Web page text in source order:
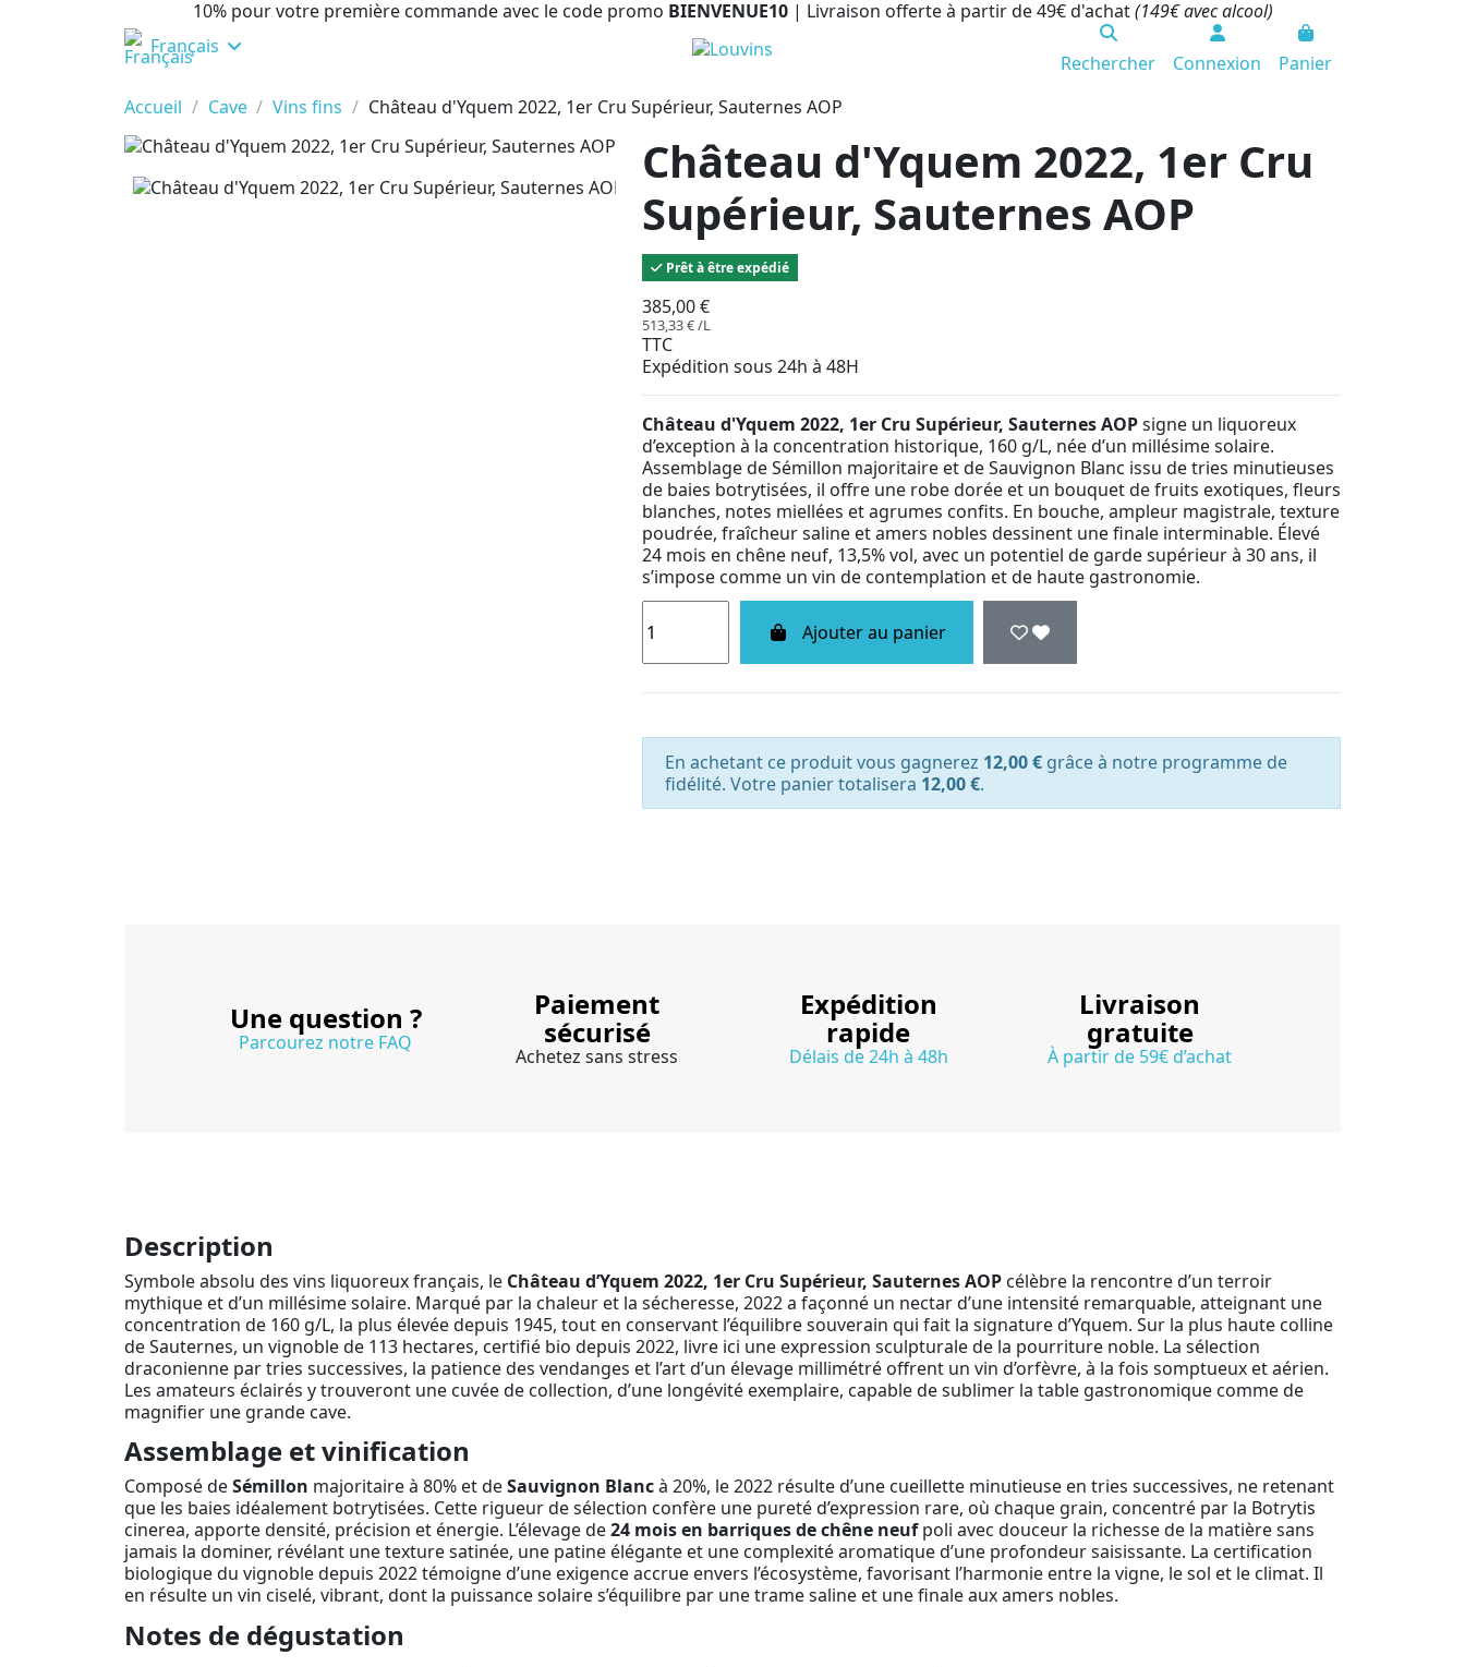
10% pour votre première commande avec le code promo BIENVENUE10 | Livraison offerte à partir de 49€ d'achat(149€ avec alcool)
Français
Rechercher Connexion
Panier
Accueil
Cave Vins fins Château d'Yquem 2022, 1er Cru Supérieur, Sauternes AOP
Château d'Yquem 2022, 1er Cru
Supérieur, Sauternes AOP
Prêt à être expédié
385,00 €
513,33 € /L
TTC
Expédition sous 24h à 48H
Château d'Yquem 2022, 1er Cru Supérieur, Sauternes AOPsigne un liquoreux
d’exception à la concentration historique, 160 g/L, née d’un millésime solaire.
Assemblage de Sémillon majoritaire et de Sauvignon Blanc issu de tries minutieuses
de baies botrytisées, il offre une robe dorée et un bouquet de fruits exotiques, fleurs
blanches, notes miellées et agrumes confits. En bouche, ampleur magistrale, texture
poudrée, fraîcheur saline et amers nobles dessinent une finale interminable. Élevé
24 mois en chêne neuf, 13,5% vol, avec un potentiel de garde supérieur à 30 ans, il
s’impose comme un vin de contemplation et de haute gastronomie.
Ajouter au panier
En achetant ce produit vous gagnerez 12,00 € grâce à notre programme de
fidélité. Votre panier totalisera 12,00 €.
Une question ?
Parcourez notre FAQ
Paiement
sécurisé
Achetez sans stress
Expédition
rapide
Délais de 24h à 48h
Livraison
gratuite
À partir de 59€ d’achat
Description
Symbole absolu des vins liquoreux français, le Château d’Yquem 2022, 1er Cru Supérieur, Sauternes AOP célèbre la rencontre d’un terroir
mythique et d’un millésime solaire. Marqué par la chaleur et la sécheresse, 2022 a façonné un nectar d’une intensité remarquable, atteignant une
concentration de 160 g/L, la plus élevée depuis 1945, tout en conservant l’équilibre souverain qui fait la signature d’Yquem. Sur la plus haute colline
de Sauternes, un vignoble de 113 hectares, certifié bio depuis 2022, livre ici une expression sculpturale de la pourriture noble. La sélection
draconienne par tries successives, la patience des vendanges et l’art d’un élevage millimétré offrent un vin d’orfèvre, à la fois somptueux et aérien.
Les amateurs éclairés y trouveront une cuvée de collection, d’une longévité exemplaire, capable de sublimer la table gastronomique comme de
magnifier une grande cave.
Assemblage et vinification
Composé deSémillon majoritaire à 80% et deSauvignon Blancà 20%, le 2022 résulte d’une cueillette minutieuse en tries successives, ne retenant
que les baies idéalement botrytisées. Cette rigueur de sélection confère une pureté d’expression rare, où chaque grain, concentré par la Botrytis
cinerea, apporte densité, précision et énergie. L’élevage de24 mois en barriques de chêne neufpoli avec douceur la richesse de la matière sans
jamais la dominer, révélant une texture satinée, une patine élégante et une complexité aromatique d’une profondeur saisissante. La certification
biologique du vignoble depuis 2022 témoigne d’une exigence accrue envers l’écosystème, favorisant l’harmonie entre la vigne, le sol et le climat. Il
en résulte un vin ciselé, vibrant, dont la puissance solaire s’équilibre par une trame saline et une finale aux amers nobles.
Notes de dégustation